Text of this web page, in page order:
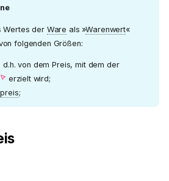
c
+
Wertes der Ware als »Warenwert«
folgenden Größen:
d.h. von dem Preis, mit dem der
erzielt wird;
;